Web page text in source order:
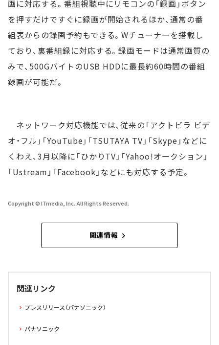
画に対応する。番組視聴中にリモコンの「録画」ボタン
を押すだけですぐに録画が開始されるほか、通常の番
組表からの録画予約もできる。Wチューナーを搭載し
ており、裏番組録に対応する。録画モードは通常画質の
みで、500GバイトのUSB HDDに最長約60時間の番組
録画が可能だ。
ネットワーク対応機能では、従来の「アクトビラ ビデ
オ・フル」「YouTube」「TSUTAYA TV」「Skype」などに
くわえ、3月以降に「ひかりTV」「Yahoo!オークション」
「Ustream」「Facebook」などにも対応する予定。
Copyright © ITmedia, Inc. All Rights Reserved.
関連情報
関連リンク
プレスリリース（パナソニック）
パナソニック